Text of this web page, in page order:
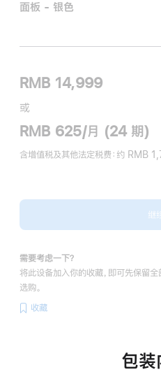
面板 - 银色
RMB 14,999
或
RMB 625/月 (24 期)
含增值税及其他法定税费 ：约 RMB
继
需要考虑一下？
将此设备加入你的收藏，即可先保留
选购。
收藏
包装